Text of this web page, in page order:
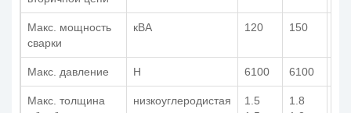
Макс. мощность
сварки
кВА 120 150
Макс. давление Н 6100 6100
Макс. толщина
низкоуглеродистая
1.5
1.8